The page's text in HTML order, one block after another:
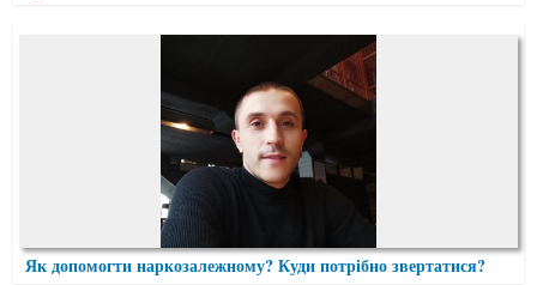
Як допомогти наркозалежному? Куди потрібно звертатися?